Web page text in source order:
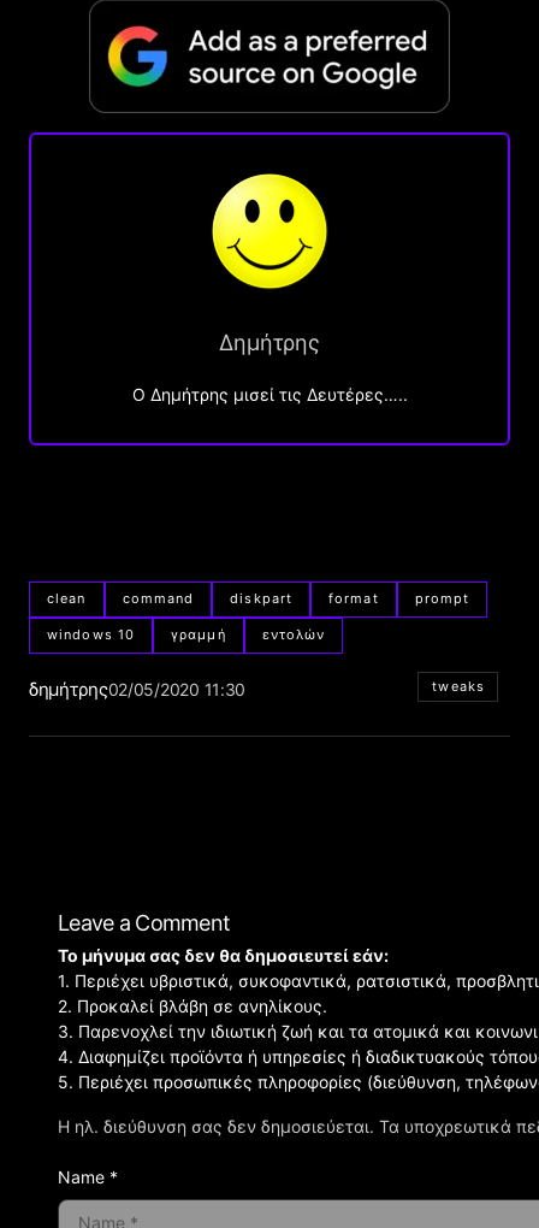
Δημήτρης
O Δημήτρης μισεί τις Δευτέρες…..
clean command diskpart format prompt
windows 10 γραμμή εντολών
δημήτρης02/05/2020 11:30 tweaks
Leave a Comment
Η ηλ. διεύθυνση σας δεν δημοσιεύεται. Τα υποχρεωτικά
Το μήνυμα σας δεν θα δημοσιευτεί εάν:
1. Περιέχει υβριστικά, συκοφαντικά, ρατσιστικά,
2. Προκαλεί βλάβη σε ανηλίκους.
3. Παρενοχλεί την ιδιωτική ζωή και τα ατομικά και
4. Διαφημίζει προϊόντα ή υπηρεσίες ή διαδικτυακούς
5. Περιέχει προσωπικές πληροφορίες (διεύθυνση,
Name *